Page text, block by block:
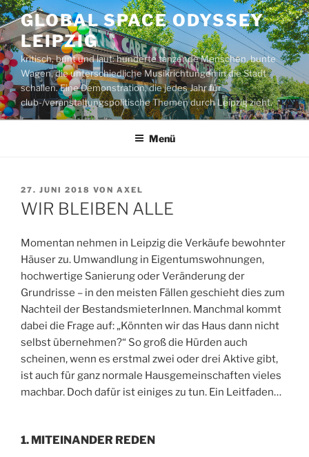
Zum
Inhalt
springen
GLOBAL SPACE ODYSSEY
LEIPZIG
kritisch, bunt und laut: hunderte tanzende Menschen, bunte
Wagen, die unterschiedliche Musikrichtungen in die Stadt
schallen. Eine Demonstration, die jedes Jahr für
club-/veranstaltungspolitische Themen durch Leipzig zieht.
Menü
VERÖFFENTLICHT
AM
27. JUNI 2018 VON AXEL
WIR BLEIBEN ALLE
Momentan nehmen in Leipzig die Verkäufe bewohnter
Häuser zu. Umwandlung in Eigentumswohnungen,
hochwertige Sanierung oder Veränderung der
Grundrisse – in den meisten Fällen geschieht dies zum
Nachteil der BestandsmieterInnen. Manchmal kommt
dabei die Frage auf: „Könnten wir das Haus dann nicht
selbst übernehmen?“ So groß die Hürden auch
scheinen, wenn es erstmal zwei oder drei Aktive gibt,
ist auch für ganz normale Hausgemeinschaften vieles
machbar. Doch dafür ist einiges zu tun. Ein Leitfaden…
1. MITEINANDER REDEN